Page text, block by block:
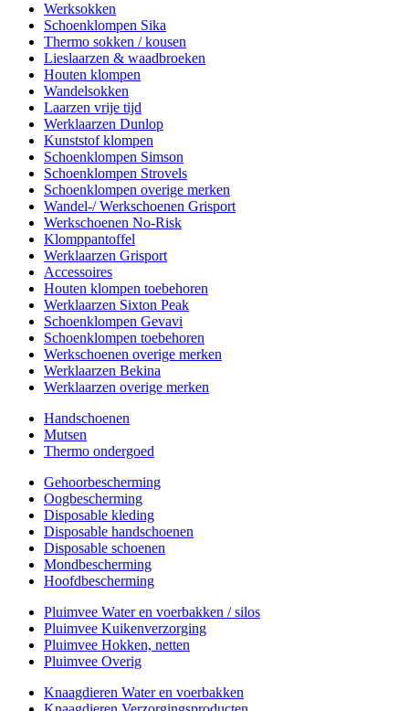
Werksokken
Schoenklompen Sika
Thermo sokken / kousen
Lieslaarzen & waadbroeken
Houten klompen
Wandelsokken
Laarzen vrije tijd
Werklaarzen Dunlop
Kunststof klompen
Schoenklompen Simson
Schoenklompen Strovels
Schoenklompen overige merken
Wandel-/ Werkschoenen Grisport
Werkschoenen No-Risk
Klomppantoffel
Werklaarzen Grisport
Accessoires
Houten klompen toebehoren
Werklaarzen Sixton Peak
Schoenklompen Gevavi
Schoenklompen toebehoren
Werkschoenen overige merken
Werklaarzen Bekina
Werklaarzen overige merken
Handschoenen
Mutsen
Thermo ondergoed
Gehoorbescherming
Oogbescherming
Disposable kleding
Disposable handschoenen
Disposable schoenen
Mondbescherming
Hoofdbescherming
Pluimvee Water en voerbakken / silos
Pluimvee Kuikenverzorging
Pluimvee Hokken, netten
Pluimvee Overig
Knaagdieren Water en voerbakken